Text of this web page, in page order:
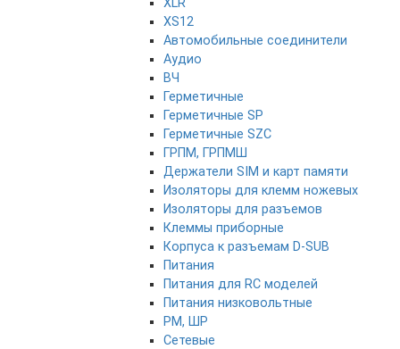
XLR
XS12
Автомобильные соединители
Аудио
ВЧ
Герметичные
Герметичные SP
Герметичные SZC
ГРПМ, ГРПМШ
Держатели SIM и карт памяти
Изоляторы для клемм ножевых
Изоляторы для разъемов
Клеммы приборные
Корпуса к разъемам D-SUB
Питания
Питания для RC моделей
Питания низковольтные
РМ, ШР
Сетевые